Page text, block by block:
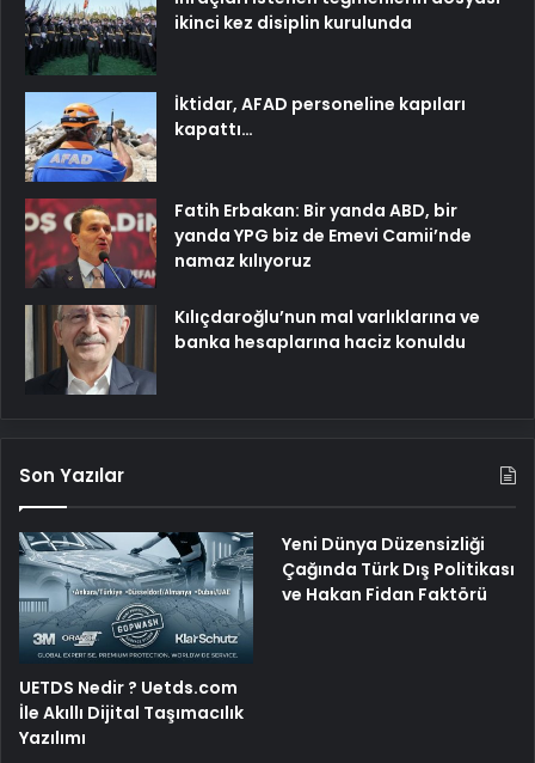
ikinci kez disiplin kurulunda
İktidar, AFAD personeline kapıları
kapattı…
Fatih Erbakan: Bir yanda ABD, bir
yanda YPG biz de Emevi Camii’nde
namaz kılıyoruz
Kılıçdaroğlu’nun mal varlıklarına ve
banka hesaplarına haciz konuldu
Son Yazılar
UETDS Nedir ? Uetds.com
İle Akıllı Dijital Taşımacılık
Yazılımı
Yeni Dünya Düzensizliği
Çağında Türk Dış Politikası
ve Hakan Fidan Faktörü